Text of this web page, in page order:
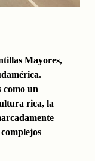
Mayores,
como un
rica, la